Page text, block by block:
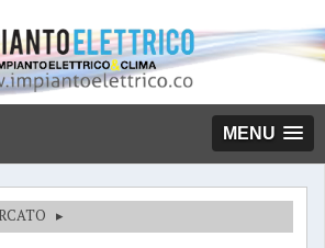
MENU
▸